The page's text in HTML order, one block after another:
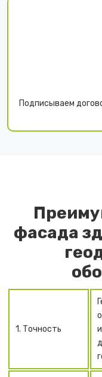
Подписываем
фасада
1. Точность